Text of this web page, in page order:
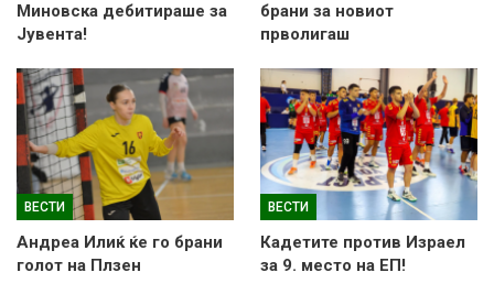
Миновска дебитираше за
Јувента!
брани за новиот
прволигаш
ВЕСТИ
Андреа Илиќ ќе го брани
голот на Плзен
ВЕСТИ
Кадетите против Израел
за 9. место на ЕП!